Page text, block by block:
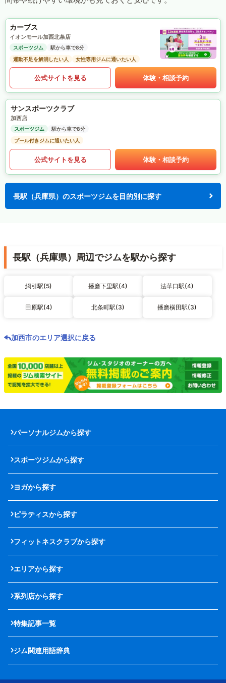
カーブス
イオンモール加西北条店
スポーツジム
駅から車で8分
運動不足を解消したい人
女性専用ジムに通いたい人
公式サイトを見る 体験・相談予約
サンスポーツクラブ
加西店
スポーツジム
駅から車で8分
プール付きジムに通いたい人
公式サイトを見る 体験・相談予約
長駅（兵庫県）のスポーツジムを目的別に探す
長駅（兵庫県）周辺でジムを駅から探す
網引駅(5) 播磨下里駅(4) 法華口駅(4)
田原駅(4) 北条町駅(3) 播磨横田駅(3)
加西市のエリア選択に戻る
パーソナルジムから探す
スポーツジムから探す
ヨガから探す
ピラティスから探す
フィットネスクラブから探す
エリアから探す
系列店から探す
特集記事一覧
ジム関連用語辞典